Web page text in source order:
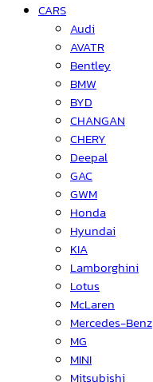
CARS
Audi
AVATR
Bentley
BMW
BYD
CHANGAN
CHERY
Deepal
GAC
GWM
Honda
Hyundai
KIA
Lamborghini
Lotus
McLaren
Mercedes-Benz
MG
MINI
Mitsubishi